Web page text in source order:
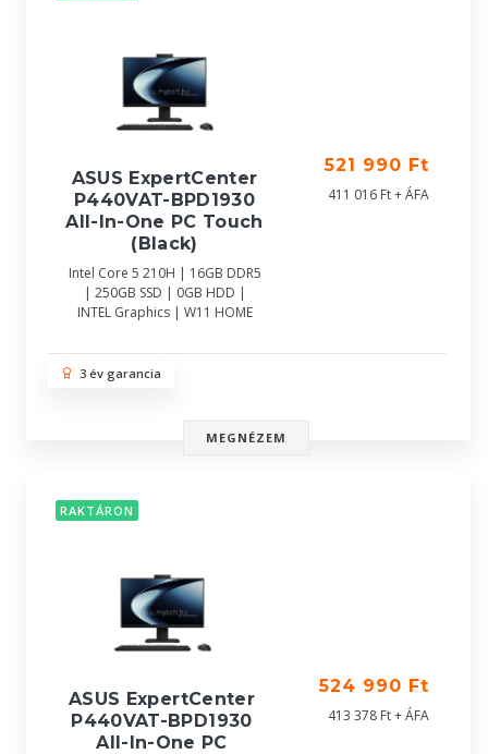
ASUS ExpertCenter
P440VAT-BPD1930
All-In-One PC Touch
(Black)
Intel Core 5 210H | 16GB DDR5
| 250GB SSD | 0GB HDD |
INTEL Graphics | W11 HOME
521 990 Ft
411 016 Ft + ÁFA
3 év garancia
MEGNÉZEM
RAKTÁRON
ASUS ExpertCenter
P440VAT-BPD1930
All-In-One PC
524 990 Ft
413 378 Ft + ÁFA